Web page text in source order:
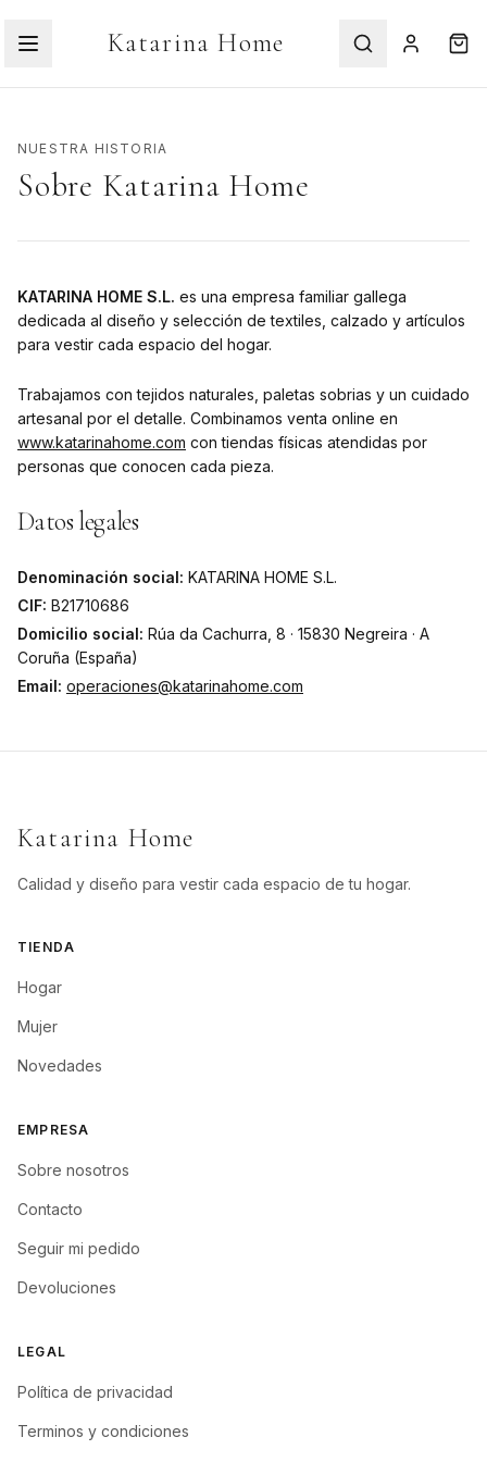
Katarina Home
NUESTRA HISTORIA
Sobre Katarina Home
KATARINA HOME S.L. es una empresa familiar gallega
dedicada al diseño y selección de textiles, calzado y artículos
para vestir cada espacio del hogar.
Trabajamos con tejidos naturales, paletas sobrias y un cuidado
artesanal por el detalle. Combinamos venta online en
www.katarinahome.com con tiendas físicas atendidas por
personas que conocen cada pieza.
Datos legales
Denominación social: KATARINA HOME S.L.
CIF: B21710686
Domicilio social: Rúa da Cachurra, 8 · 15830 Negreira · A
Coruña (España)
Email: operaciones@katarinahome.com
Katarina Home
Calidad y diseño para vestir cada espacio de tu hogar.
TIENDA
Hogar
Mujer
Novedades
EMPRESA
Sobre nosotros
Contacto
Seguir mi pedido
Devoluciones
LEGAL
Política de privacidad
Terminos y condiciones